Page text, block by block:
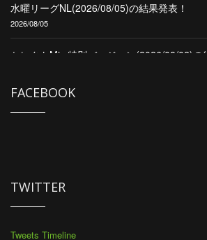
水曜リーグNL(2026/08/05)の結果発表！
2026/08/05
セレクトMix 特別バージョン(2026/08/02)の
CPL Second(2026/08/01)の結果発表！
FACEBOOK
TWITTER
Tweets Timeline